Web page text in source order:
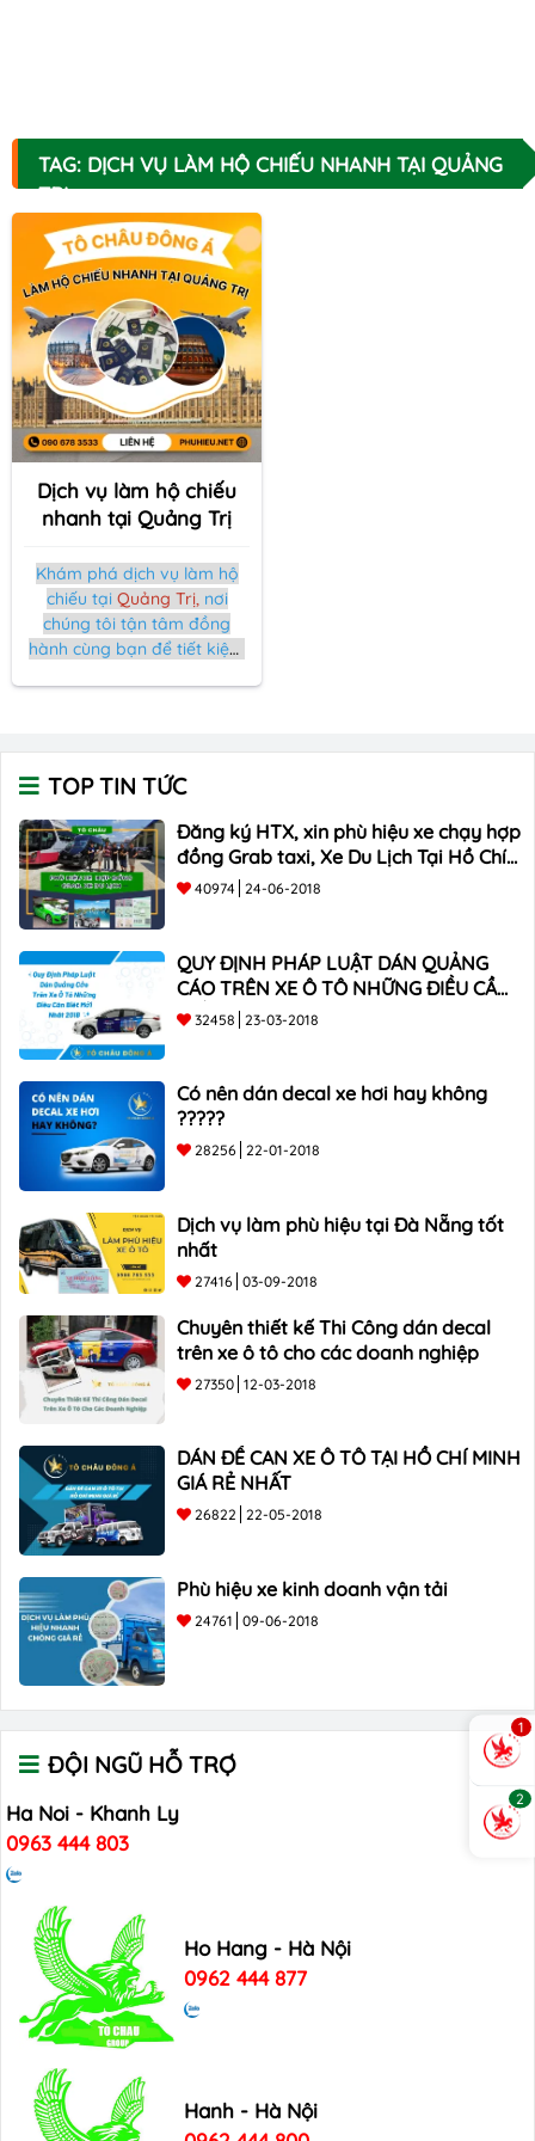
TAG: DỊCH VỤ LÀM HỘ CHIẾU NHANH TẠI QUẢNG
TRỊ
Dịch vụ làm hộ chiếu
nhanh tại Quảng Trị
Khám phá dịch vụ làm hộ
chiếu tại Quảng Trị, nơi
chúng tôi tận tâm đồng
hành cùng bạn để tiết kiệm
tôi đảm bảo bạn sẽ nhận
được hộ chiếu mới hoặc tái
cấp nhanh chóng.
TOP TIN TỨC
Đăng ký HTX, xin phù hiệu xe chạy hợp
đồng Grab taxi, Xe Du Lịch Tại Hồ Chí
Minh Giá Rẻ
40974 24-06-2018
QUY ĐỊNH PHÁP LUẬT DÁN QUẢNG
CÁO TRÊN XE Ô TÔ NHỮNG ĐIỀU CẦN
BIẾT mới nhất 2018 ???
32458 23-03-2018
Có nên dán decal xe hơi hay không
?????
28256 22-01-2018
Dịch vụ làm phù hiệu tại Đà Nẵng tốt
nhất
27416 03-09-2018
Chuyên thiết kế Thi Công dán decal
trên xe ô tô cho các doanh nghiệp
27350 12-03-2018
DÁN ĐỀ CAN XE Ô TÔ TẠI HỒ CHÍ MINH
GIÁ RẺ NHẤT
26822 22-05-2018
Phù hiệu xe kinh doanh vận tải
24761 09-06-2018
ĐỘI NGŨ HỖ TRỢ
Ha Noi - Khanh Ly
0963 444 803
Ho Hang - Hà Nội
0962 444 877
Hanh - Hà Nội
1
2